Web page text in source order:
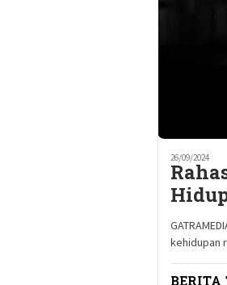
26/09/2024
kehidupan